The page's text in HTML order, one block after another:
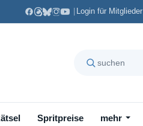
Login für Mitglieder
Spritpreise mehr